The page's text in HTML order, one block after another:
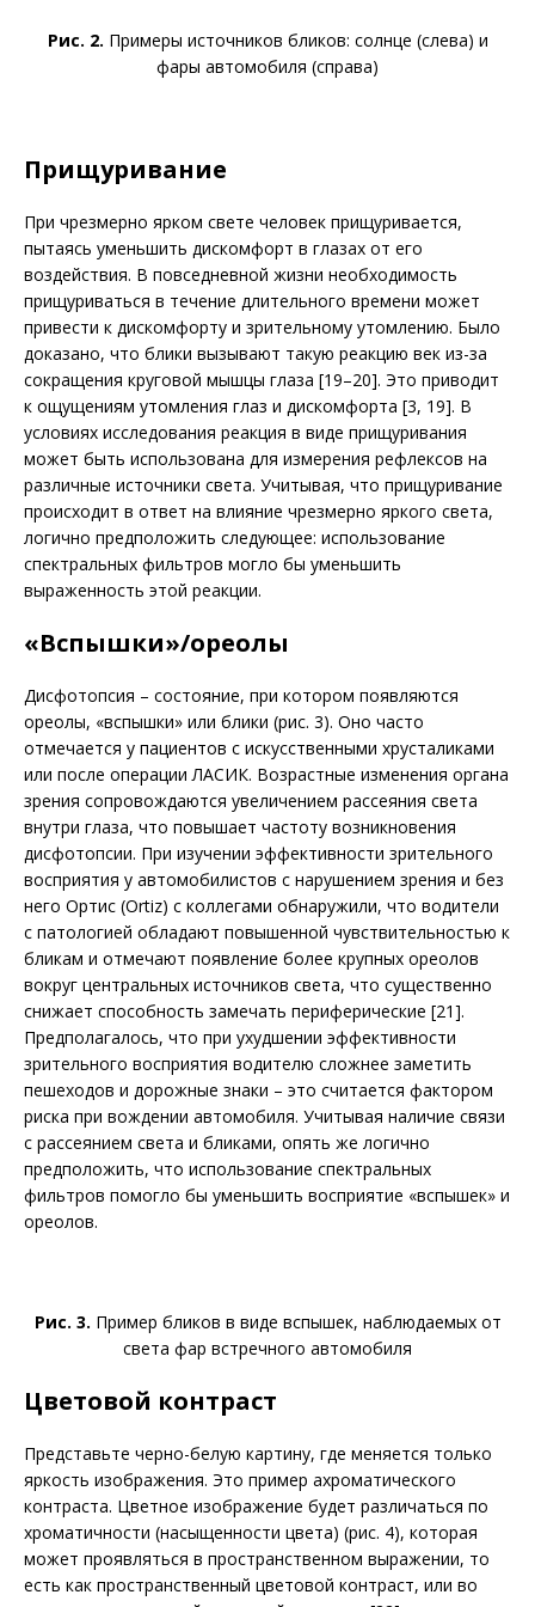
Рис. 2. Примеры источников бликов: солнце (слева) и
фары автомобиля (справа)
Прищуривание
При чрезмерно ярком свете человек прищуривается,
пытаясь уменьшить дискомфорт в глазах от его
воздействия. В повседневной жизни необходимость
прищуриваться в течение длительного времени может
привести к дискомфорту и зрительному утомлению. Было
доказано, что блики вызывают такую реакцию век из-за
сокращения круговой мышцы глаза [19–20]. Это приводит
к ощущениям утомления глаз и дискомфорта [3, 19]. В
условиях исследования реакция в виде прищуривания
может быть использована для измерения рефлексов на
различные источники света. Учитывая, что прищуривание
происходит в ответ на влияние чрезмерно яркого света,
логично предположить следующее: использование
спектральных фильт­ров могло бы уменьшить
выраженность этой реакции.
«Вспышки»/ореолы
Дисфотопсия – состояние, при котором появляются
ореолы, «вспышки» или блики (рис. 3). Оно часто
отмечается у пациентов с искусственными хрусталиками
или после операции ЛАСИК. Возрастные изменения органа
зрения сопровождаются увеличением рассеяния света
внутри глаза, что повышает частоту возникновения
дисфотопсии. При изучении эффективности зрительного
восприятия у автомобилистов с нарушением зрения и без
него Ортис (Ortiz) с коллегами обнаружили, что водители
с патологией обладают повышенной чувствительностью к
бликам и отмечают появление более крупных ореолов
вокруг центральных источников света, что существенно
снижает способность замечать периферические [21].
Предполагалось, что при ухудшении эффективности
зрительного восприятия водителю сложнее заметить
пешеходов и дорожные знаки – это считается фактором
риска при вождении автомобиля. Учитывая наличие связи
с рассеянием света и бликами, опять же логично
предположить, что использование спектральных
фильтров помогло бы уменьшить восприятие «вспышек» и
ореолов.
Рис. 3. Пример бликов в виде вспышек, наблюдаемых от
света фар встречного автомобиля
Цветовой контраст
Представьте черно-белую картину, где меняется только
яркость изображения. Это пример ахроматического
контраста. Цветное изображение будет различаться по
хроматичности (насыщенности цвета) (рис. 4), которая
может проявляться в пространственном выражении, то
есть как пространственный цветовой контраст, или во